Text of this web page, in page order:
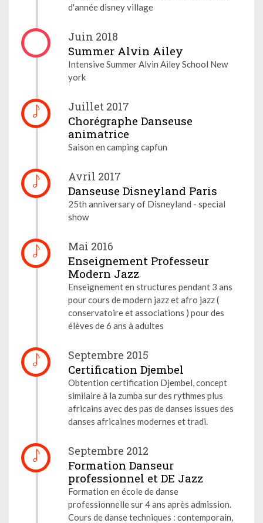
d'année disney village
Juin 2018
Summer Alvin Ailey
Intensive Summer Alvin Ailey School New
york
Juillet 2017
Chorégraphe Danseuse
animatrice
Saison en camping capfun
Avril 2017
Danseuse Disneyland Paris
25th anniversary of Disneyland - special
show
Mai 2016
Enseignement Professeur
Modern Jazz
Enseignement en structures pendant 3 ans
pour cours de modern jazz et afro jazz (
conservatoire et associations ) pour des
élèves de 6 ans à adultes
Septembre 2015
Certification Djembel
Obtention certification Djembel, concept
similaire à la zumba sur des rythmes plus
africains avec des pas de danses issues des
danses africaines modernes et tradi.
Septembre 2012
Formation Danseur
professionnel et DE Jazz
Formation en école de danse
professionnelle sur 4 ans après admission.
Cours de danse techniques : contemporain,